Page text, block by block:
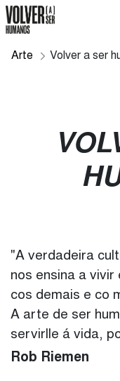
Arte Volver a ser
"A verdadeira
nos ensina a vivir
cos demais e co
A arte de ser
servirlle á vida,
Rob Riemen